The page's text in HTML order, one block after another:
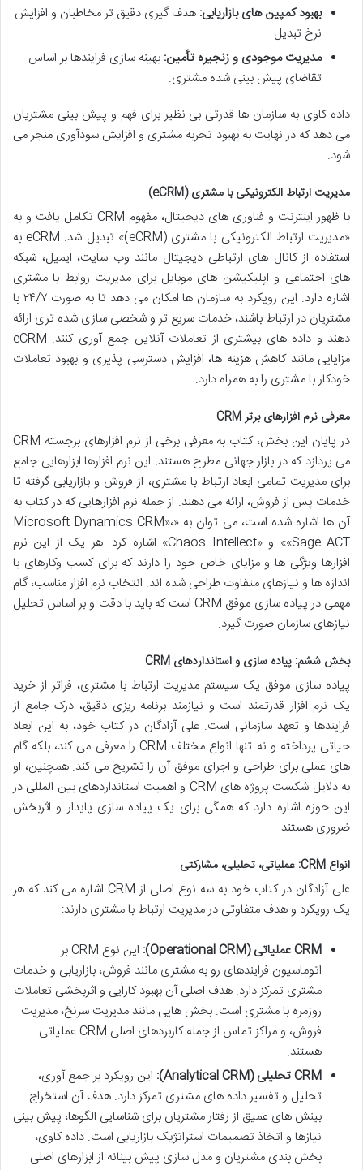
بهبود کمپین های بازاریابی: هدف گیری دقیق تر مخاطبان و افزایش
نرخ تبدیل.
مدیریت موجودی و زنجیره تأمین: بهینه سازی فرایندها بر اساس
تقاضای پیش بینی شده مشتری.
داده کاوی به سازمان ها قدرتی بی نظیر برای فهم و پیش بینی مشتریان
می دهد که در نهایت به بهبود تجربه مشتری و افزایش سودآوری منجر می
شود.
مدیریت ارتباط الکترونیکی با مشتری (eCRM)
با ظهور اینترنت و فناوری های دیجیتال، مفهوم CRM تکامل یافت و به
«مدیریت ارتباط الکترونیکی با مشتری (eCRM)» تبدیل شد. eCRM به
استفاده از کانال های ارتباطی دیجیتال مانند وب سایت، ایمیل، شبکه
های اجتماعی و اپلیکیشن های موبایل برای مدیریت روابط با مشتری
اشاره دارد. این رویکرد به سازمان ها امکان می دهد تا به صورت ۲۴/۷ با
مشتریان در ارتباط باشند، خدمات سریع تر و شخصی سازی شده تری ارائه
دهند و داده های بیشتری از تعاملات آنلاین جمع آوری کنند. eCRM
مزایایی مانند کاهش هزینه ها، افزایش دسترسی پذیری و بهبود تعاملات
خودکار با مشتری را به همراه دارد.
معرفی نرم افزارهای برتر CRM
در پایان این بخش، کتاب به معرفی برخی از نرم افزارهای برجسته CRM
می پردازد که در بازار جهانی مطرح هستند. این نرم افزارها ابزارهایی جامع
برای مدیریت تمامی ابعاد ارتباط با مشتری، از فروش و بازاریابی گرفته تا
خدمات پس از فروش، ارائه می دهند. از جمله نرم افزارهایی که در کتاب به
آن ها اشاره شده است، می توان به «Microsoft Dynamics CRM»،
«Sage ACT» و «Chaos Intellect» اشاره کرد. هر یک از این نرم
افزارها ویژگی ها و مزایای خاص خود را دارند که برای کسب وکارهای با
اندازه ها و نیازهای متفاوت طراحی شده اند. انتخاب نرم افزار مناسب، گام
مهمی در پیاده سازی موفق CRM است که باید با دقت و بر اساس تحلیل
نیازهای سازمان صورت گیرد.
بخش ششم: پیاده سازی و استانداردهای CRM
پیاده سازی موفق یک سیستم مدیریت ارتباط با مشتری، فراتر از خرید
یک نرم افزار قدرتمند است و نیازمند برنامه ریزی دقیق، درک جامع از
فرایندها و تعهد سازمانی است. علی آزادگان در کتاب خود، به این ابعاد
حیاتی پرداخته و نه تنها انواع مختلف CRM را معرفی می کند، بلکه گام
های عملی برای طراحی و اجرای موفق آن را تشریح می کند. همچنین، او
به دلایل شکست پروژه های CRM و اهمیت استانداردهای بین المللی در
این حوزه اشاره دارد که همگی برای یک پیاده سازی پایدار و اثربخش
ضروری هستند.
انواع CRM: عملیاتی، تحلیلی، مشارکتی
علی آزادگان در کتاب خود به سه نوع اصلی از CRM اشاره می کند که هر
یک رویکرد و هدف متفاوتی در مدیریت ارتباط با مشتری دارند:
CRM عملیاتی (Operational CRM):
این نوع CRM بر
اتوماسیون فرایندهای رو به مشتری مانند فروش، بازاریابی و خدمات
مشتری تمرکز دارد. هدف اصلی آن بهبود کارایی و اثربخشی تعاملات
روزمره با مشتری است. بخش هایی مانند مدیریت سرنخ، مدیریت
فروش، و مراکز تماس از جمله کاربردهای اصلی CRM عملیاتی
هستند.
CRM تحلیلی (Analytical CRM):
این رویکرد بر جمع آوری،
تحلیل و تفسیر داده های مشتری تمرکز دارد. هدف آن استخراج
بینش های عمیق از رفتار مشتریان برای شناسایی الگوها، پیش بینی
نیازها و اتخاذ تصمیمات استراتژیک بازاریابی است. داده کاوی،
بخش بندی مشتریان و مدل سازی پیش بینانه از ابزارهای اصلی